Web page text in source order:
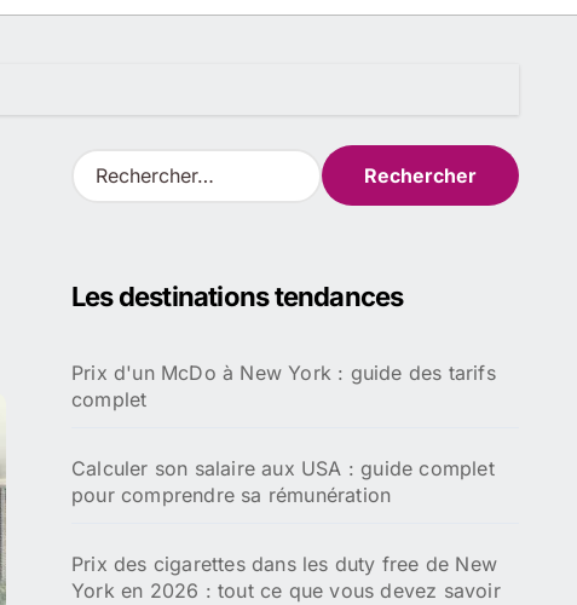
R
e
r
e
r
Les destinations tendances
Prix d'un McDo à New York : guide des tarifs
complet
Calculer son salaire aux USA : guide complet
pour comprendre sa rémunération
Prix des cigarettes dans les duty free de New
York en 2026 : tout ce que vous devez savoir